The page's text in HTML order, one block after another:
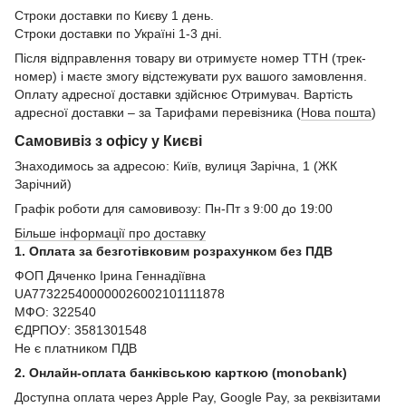
Строки доставки по Києву 1 день.
Строки доставки по Україні 1-3 дні.
Після відправлення товару ви отримуєте номер ТТН (трек-
номер) і маєте змогу відстежувати рух вашого замовлення.
Оплату адресної доставки здійснює Отримувач. Вартість
адресної доставки – за Тарифами перевізника (Нова пошта)
Самовивіз з офісу у Києві
Знаходимось за адресою: Київ, вулиця Зарічна, 1 (ЖК
Зарічний)
Графік роботи для самовивозу: Пн-Пт з 9:00 до 19:00
Більше інформації про доставку
1. Оплата за безготівковим розрахунком без ПДВ
ФОП Дяченко Ірина Геннадіївна
UA773225400000026002101111878
МФО: 322540
ЄДРПОУ: 3581301548
Не є платником ПДВ
2. Онлайн-оплата банківською карткою (monobank)
Доступна оплата через Apple Pay, Google Pay, за реквізитами